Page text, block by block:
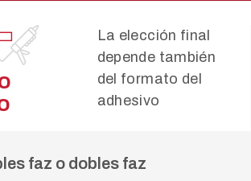
La elección final
depende también
del formato del
adhesivo
faz o dobles faz